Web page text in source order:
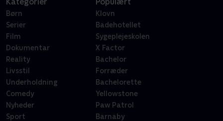
Børn
Serier
Film
Dokumentar
Reality
Livsstil
Underholdning
Comedy
Nyheder
Sport
Klovn
Badehotellet
Sygeplejeskolen
X Factor
Bachelor
Forræder
Bachelorette
Yellowstone
Paw Patrol
Barnaby